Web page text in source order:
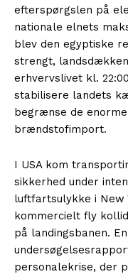
efterspørgslen på
nationale elnets
blev den egyptiske
strengt,
erhvervslivet kl.
stabilisere landets
begrænse de
brændstofimport.
I USA kom
sikkerhed under
luftfartsulykke i New
kommercielt fly
på landingsbanen.
personalekrise, der